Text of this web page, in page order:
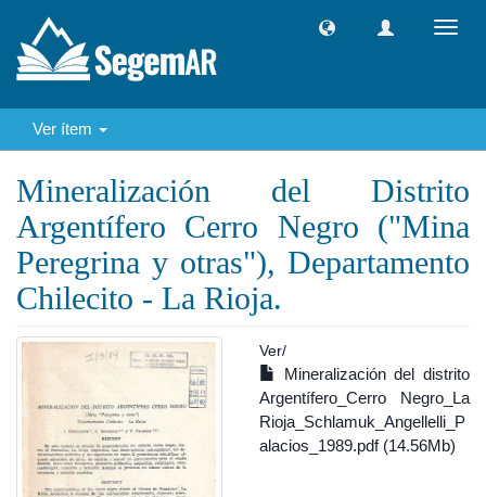
Ver ítem
Mineralización del Distrito
Argentífero Cerro Negro ("Mina
Peregrina y otras"), Departamento
Chilecito - La Rioja.
Ver/
Mineralización del distrito
Argentífero_Cerro Negro_La
Rioja_Schlamuk_Angellelli_P
alacios_1989.pdf (14.56Mb)